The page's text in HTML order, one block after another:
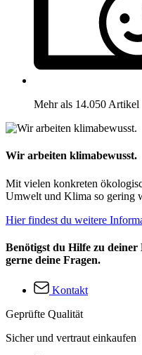
Mehr als 14.050 Artikel
Wir arbeiten klimabewusst.
Mit vielen konkreten
Umwelt und Klima so gering
Hier findest du weitere
Benötigst du Hilfe zu
gerne deine Fragen.
Kontakt
Geprüfte Qualität
Sicher und vertraut einkaufen